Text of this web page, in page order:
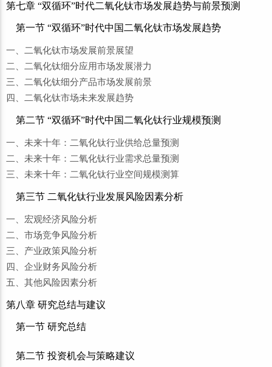
第七章 “双循环”时代二氧化钛市场发展趋势与前景预测
第一节 “双循环”时代中国二氧化钛市场发展趋势
一、二氧化钛市场发展前景展望
二、二氧化钛细分应用市场发展潜力
三、二氧化钛细分产品市场发展前景
四、二氧化钛市场未来发展趋势
第二节 “双循环”时代中国二氧化钛行业规模预测
一、未来十年：二氧化钛行业供给总量预测
二、未来十年：二氧化钛行业需求总量预测
三、未来十年：二氧化钛行业空间规模测算
第三节 二氧化钛行业发展风险因素分析
一、宏观经济风险分析
二、市场竞争风险分析
三、产业政策风险分析
四、企业财务风险分析
五、其他风险因素分析
第八章 研究总结与建议
第一节 研究总结
第二节 投资机会与策略建议